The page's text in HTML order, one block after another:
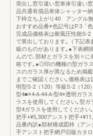
突出し窓引違い窓単体引違い
品共通有償品単体シャッター
下枠立ち上がり40 アングル
おすすめ品番※色記号はP.3「
完成品価格表は耐風圧性能S-2
で算出しております｡（下記
級のものがあります｡●下表網
んので､部材とガラスを別々
格です｡●◎印の機種の型ガラ
スのガラス厚が異なるため掲
までご確認ください｡価格表
明型S-2（120）等級S-2（120
型4■※4-A-44-A-型4※透明ガラ
ラスを使用してください｡型
型4ガラスを使用してくださ
把手+¥5,300アシスト把手
品番内訳●部材構成図枠（ア
手アシスト把手網戸旧版カタ